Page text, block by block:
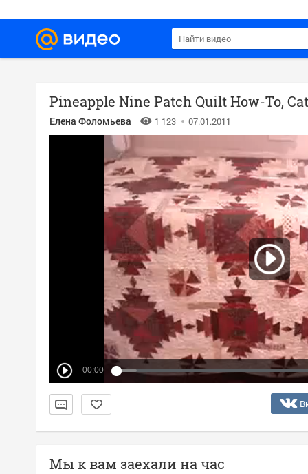
Елена Фоломьева 1 123 07.01.2011
00:00
Мы к вам заехали на час